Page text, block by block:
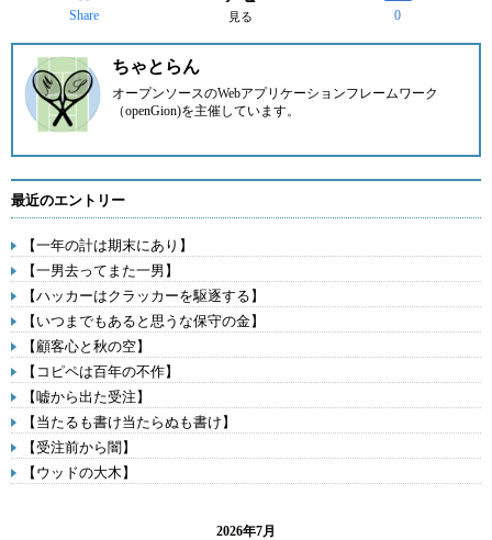
Share 見る 0
ちゃとらん
オープンソースのWebアプリケーションフレームワーク
（openGion)を主催しています。
最近のエントリー
【一年の計は期末にあり】
【一男去ってまた一男】
【ハッカーはクラッカーを駆逐する】
【いつまでもあると思うな保守の金】
【顧客心と秋の空】
【コピペは百年の不作】
【嘘から出た受注】
【当たるも書け当たらぬも書け】
【受注前から闇】
【ウッドの大木】
2026年7月